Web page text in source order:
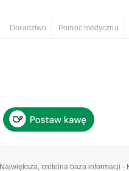
Doradztwo Pomoc medyczna
Największa, rzetelna baza informacji -